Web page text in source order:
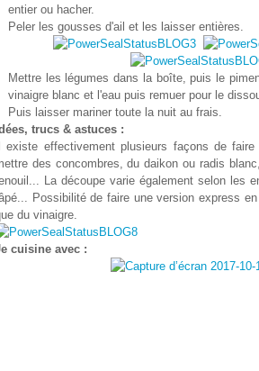
entier ou hacher.
Peler les gousses d'ail et les laisser entières.
Mettre les légumes dans la boîte, puis le
vinaigre blanc et l'eau puis remuer pour le
Puis laisser mariner toute la nuit au frais.
trucs & astuces :
Il existe effectivement plusieurs façons de
des concombres, du daikon ou radis
La découpe varie également selon les
Possibilité de faire une version express
du vinaigre.
cuisine avec :